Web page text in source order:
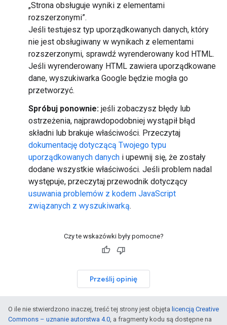
„Strona obsługuje wyniki z elementami
rozszerzonymi”.
Jeśli testujesz typ uporządkowanych danych, który
nie jest obsługiwany w wynikach z elementami
rozszerzonymi, sprawdź wyrenderowany kod HTML.
Jeśli wyrenderowany HTML zawiera uporządkowane
dane, wyszukiwarka Google będzie mogła go
przetworzyć.
Spróbuj ponownie: jeśli zobaczysz błędy lub
ostrzeżenia, najprawdopodobniej wystąpił błąd
składni lub brakuje właściwości. Przeczytaj
dokumentację dotyczącą Twojego typu
uporządkowanych danych i upewnij się, że zostały
dodane wszystkie właściwości. Jeśli problem nadal
występuje, przeczytaj przewodnik dotyczący
usuwania problemów z kodem JavaScript
związanych z wyszukiwarką.
Czy te wskazówki były pomocne?
Prześlij opinię
O ile nie stwierdzono inaczej, treść tej strony jest objęta licencją Creative
Commons – uznanie autorstwa 4.0, a fragmenty kodu są dostępne na